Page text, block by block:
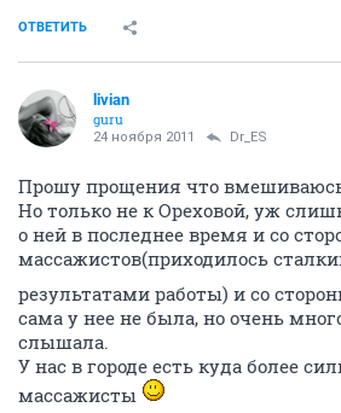
ОТВЕТИТЬ
livian
guru
24 ноября 2011 Dr_ES
Прошу прощения что
Но только не к Ореховой, уж
о ней в последнее время и со
массажистов(приходилось
результатами работы) и со
сама у нее не была, но очень
слышала.
У нас в городе есть куда более
массажисты